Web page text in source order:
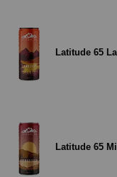
Latitude 65
Latitude 65